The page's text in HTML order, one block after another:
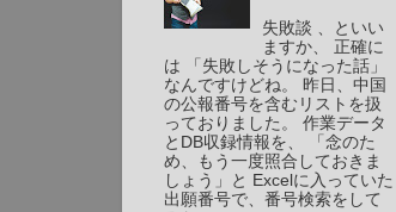
失敗談 、といい
ますか、 正確に
は 「失敗しそうになった話」
なんですけどね。 昨日、中国
の公報番号を含むリストを扱
っておりました。 作業データ
とDB収録情報を、 「念のた
め、もう一度照合しておきま
しょう」と Excelに入っていた
出願番号で、番号検索をして